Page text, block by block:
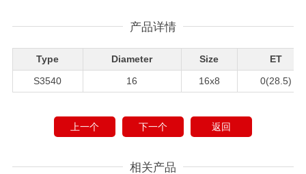
产品详情
Type Diameter Size
ET
S3540
16 16x8 0(28.5)
上一个 下一个 返回
相关产品